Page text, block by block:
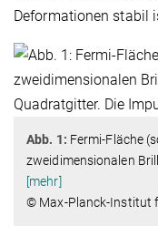
Deformationen stabil
Abb. 1: Fermi-Fläche
zweidimensionalen
[mehr]
© Max-Planck-Institut